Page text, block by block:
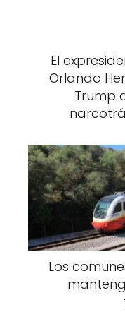
El
Orlando
Trump
Los